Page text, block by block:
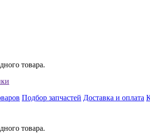
товара.
Подбор запчастей Доставка и оплата
товара.